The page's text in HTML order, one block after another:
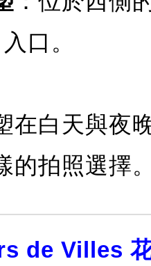
口。
在白天與夜
的拍照選擇
de Villes